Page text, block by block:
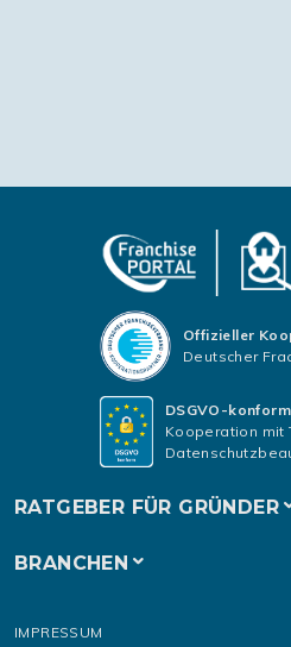
Offizieller
Deutscher
DSGVO-konform
Kooperation mit
RATGEBER FÜR GRÜNDER
BRANCHEN
IMPRESSUM